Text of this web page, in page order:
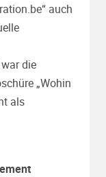
auch
die
„Wohin
als